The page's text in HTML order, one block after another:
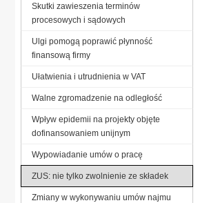
Skutki zawieszenia terminów
procesowych i sądowych
Ulgi pomogą poprawić płynność
finansową firmy
Ułatwienia i utrudnienia w VAT
Walne zgromadzenie na odległość
Wpływ epidemii na projekty objęte
dofinansowaniem unijnym
Wypowiadanie umów o pracę
ZUS: nie tylko zwolnienie ze składek
Zmiany w wykonywaniu umów najmu